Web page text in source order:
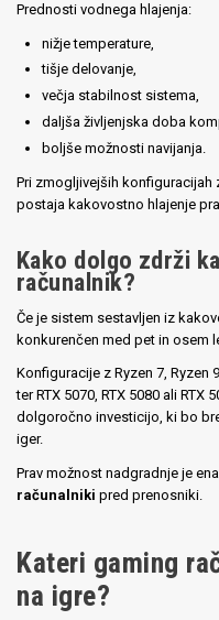
Prednosti vodnega hlajenja:
nižje temperature,
tišje delovanje,
večja stabilnost sistema,
daljša življenjska doba
boljše možnosti navijanja.
Pri zmogljivejših konfiguracijah
postaja kakovostno hlajenje
Kako dolgo zdrži
računalnik?
Če je sistem sestavljen iz
konkurenčen med pet in osem
Konfiguracije z Ryzen 7, Ryzen
ter RTX 5070, RTX 5080 ali
dolgoročno investicijo, ki bo
iger.
Prav možnost nadgradnje je
računalniki pred prenosniki.
Kateri gaming
na igre?